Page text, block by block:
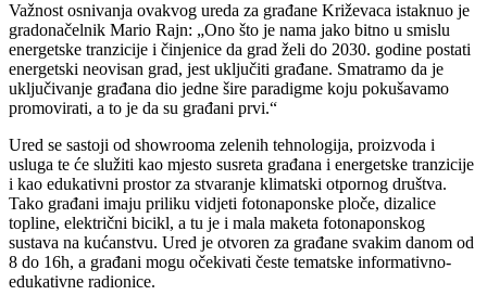
Važnost osnivanja ovakvog ureda za građane Križevaca istaknuo je
gradonačelnik Mario Rajn: „Ono što je nama jako bitno u smislu
energetske tranzicije i činjenice da grad želi do 2030. godine postati
energetski neovisan grad, jest uključiti građane. Smatramo da je
uključivanje građana dio jedne šire paradigme koju pokušavamo
promovirati, a to je da su građani prvi.“
Ured se sastoji od showrooma zelenih tehnologija, proizvoda i
usluga te će služiti kao mjesto susreta građana i energetske tranzicije
i kao edukativni prostor za stvaranje klimatski otpornog društva.
Tako građani imaju priliku vidjeti fotonaponske ploče, dizalice
topline, električni bicikl, a tu je i mala maketa fotonaponskog
sustava na kućanstvu. Ured je otvoren za građane svakim danom od
8 do 16h, a građani mogu očekivati česte tematske informativno-
edukativne radionice.